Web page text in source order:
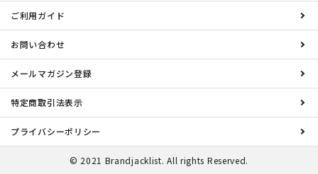
ご利用ガイド
お問い合わせ
メールマガジン登録
特定商取引法表示
プライバシーポリシー
© 2021 Brandjacklist. All rights Reserved.